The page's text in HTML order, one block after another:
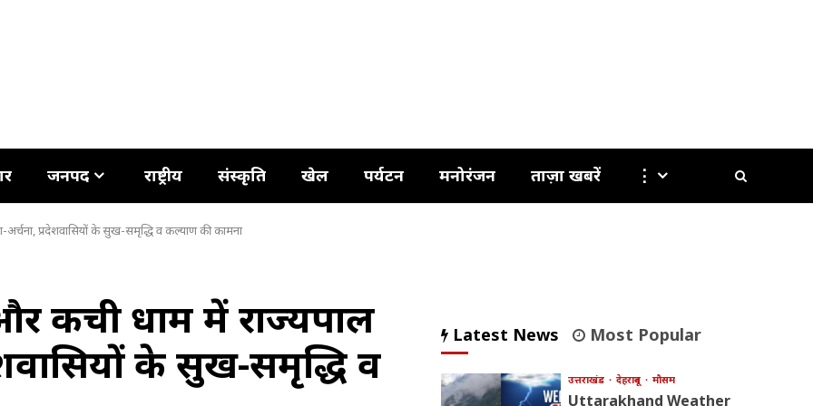
जनपद राष्ट्रीय संस्कृति खेल पर्यटन मनोरंजन ताज़ा खबरें ⋮
प्रदेशवासियों के सुख-समृद्धि व कल्याण की कामना
कैंची धाम में राज्यपाल
के सुख-समृद्धि व
Latest News Most Popular
उत्तराखंड देहरादून मौसम
Uttarakhand Weather